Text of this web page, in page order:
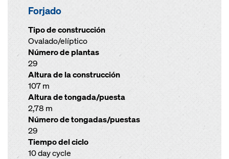
Forjado
Tipo de construcción
Ovalado/elíptico
Número de plantas
29
Altura de la construcción
107 m
Altura de tongada/puesta
2,78 m
Número de tongadas/puestas
29
Tiempo del ciclo
10 day cycle